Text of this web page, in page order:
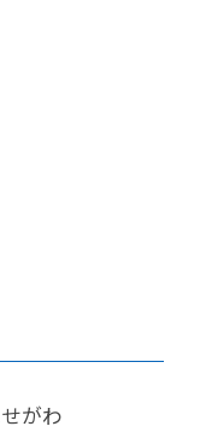
がわ